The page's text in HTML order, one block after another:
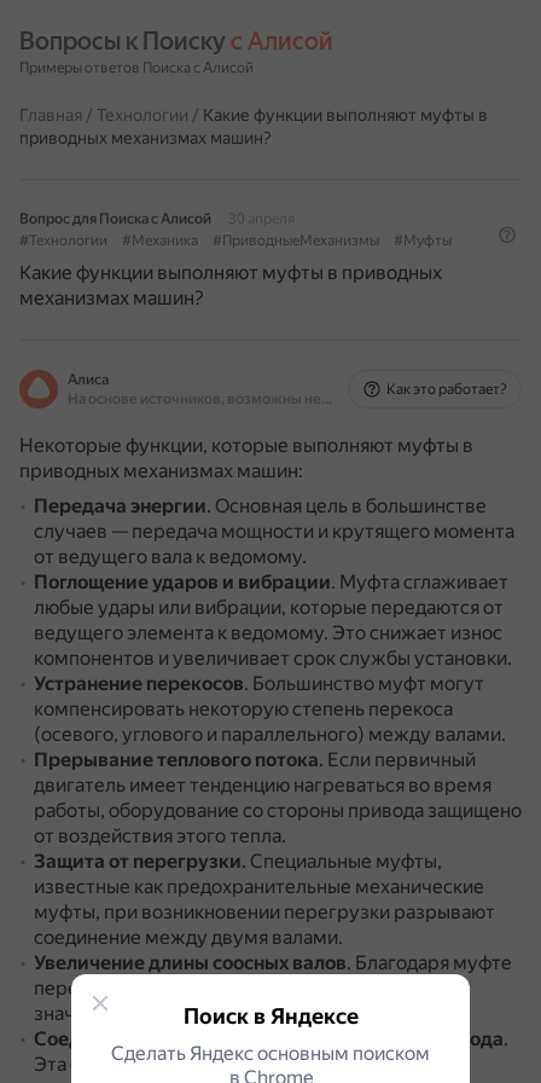
Вопросы к Поиску с Алисой
Примеры ответов Поиска с Алисой
Главная / Технологии / Какие функции выполняют муфты в
приводных механизмах машин?
Вопрос для Поиска с Алисой
30 апреля
#Технологии
#Механика #ПриводныеМеханизмы #Муфты
Какие функции выполняют муфты в приводных
механизмах машин?
Алиса
На основе источников, возможны неточности
Как это работает?
Некоторые функции, которые выполняют муфты в
приводных механизмах машин:
Передача энергии. Основная цель в большинстве
случаев — передача мощности и крутящего момента
от ведущего вала к ведомому.
Поглощение ударов и вибрации. Муфта сглаживает
любые удары или вибрации, которые передаются от
ведущего элемента к ведомому. Это снижает износ
компонентов и увеличивает срок службы установки.
Устранение перекосов. Большинство муфт могут
компенсировать некоторую степень перекоса
(осевого, углового и параллельного) между валами.
Прерывание теплового потока. Если первичный
двигатель имеет тенденцию нагреваться во время
работы, оборудование со стороны привода защищено
от воздействия этого тепла.
Защита от перегрузки. Специальные муфты,
известные как предохранительные механические
муфты, при возникновении перегрузки разрывают
соединение между двумя валами.
Увеличение длины соосных валов. Благодаря муфте
передача энергии осуществляется на более
значительные расстояния, чем без этой детали.
Соединение разъединённых частей трубопровода.
Эта функция особенно актуальна при срочном
Поиск в Яндексе
Сделать Яндекс основным поиском
в Сhrome